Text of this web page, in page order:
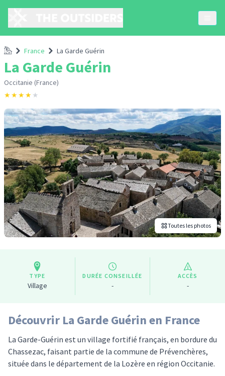
Accueil
France La Garde Guérin
La Garde Guérin
Occitanie (France)
★★★★ ★
Toutes les photos
TYPE
Village
DURÉE CONSEILLÉE
-
ACCÈS
-
Découvrir La Garde Guérin en France
La Garde-Guérin est un village fortifié français, en bordure du
Chassezac, faisant partie de la commune de Prévenchères,
située dans le département de la Lozère en région Occitanie.